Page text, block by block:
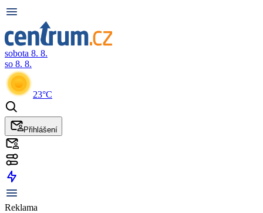
sobota 8. 8.
so 8. 8.
23°C
Přihlášení
Reklama